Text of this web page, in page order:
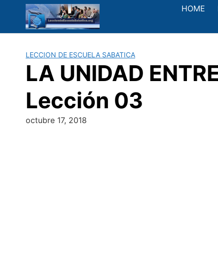
contenido
HOME
LECCION DE ESCUELA SABATICA
LA UNIDAD
Lección 03
octubre 17, 2018